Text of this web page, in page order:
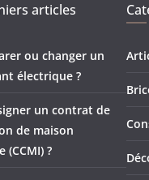
articles
ou changer un
électrique ?
un contrat de
de maison
(CCMI) ?